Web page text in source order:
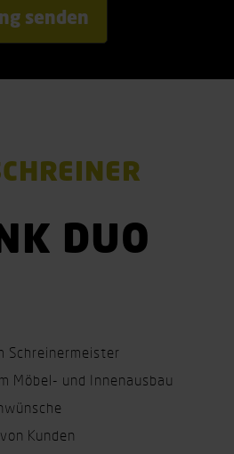
senden
DUO
Schreinermeister
Möbel- und Innenausbau
Kunden